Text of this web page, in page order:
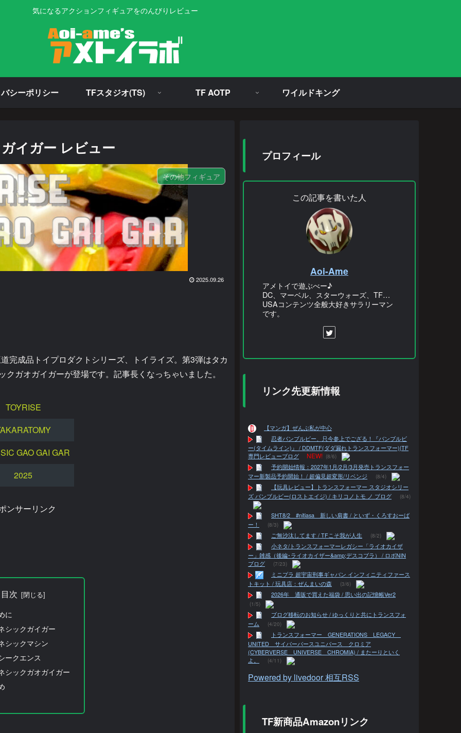
気になるアクションフィギュアをのんびりレビュー
シーポリシー TFスタジオ(TS) TF AOTP ワイルドキング
イガー レビュー
その他フィギュア
2025.09.26
完成品トイプロダクトシリーズ、トイライズ。第3弾はタカ
ガオガイガーが登場です。記事長くなっちゃいました。
TOYRISE
GAO GAI GAR
2025
ンサーリンク
目次
に
シックガイガー
シックマシン
ークエンス
シックガオガイガー
プロフィール
この記事を書いた人
Aoi-Ame
アメトイで遊ぶべー♪
DC、マーベル、スターウォーズ、TF…
USAコンテンツ全般大好きサラリーマン
です。
リンク先更新情報
【マンガ】ぜんぶ私が中心
忍者バンブルビー、只今参上でござる！『バンブルビ
ー(タイムライン)』 / DDMTF(ダダ漏れトランスフォーマー)|TF
専門レビューブログ
NEW! (8/6)
予約開始情報：2027年1月/2月/3月発売トランスフォー
マー新製品予約開始！ / 超偏見超変形/リベンジ
(8/4)
【玩具レビュー】トランスフォーマー スタジオシリー
ズ バンブルビー(ロストエイジ) / キリコノトモ ノ ブログ
(8/4)
SHT8/2 #nitiasa 新しい肩書 / といず・くろすおーば
ー！
(8/3)
ご無沙汰してます / TFこそ我が人生 (8/2)
小ネタ/トランスフォーマーレガシー「ライオカイザ
ー」雑感（後編･ライオカイザー&amp;デスコブラ） / ロボNIN
ブログ
(7/23)
ミニプラ 超宇宙刑事ギャバン インフィニティファース
トキット / 玩具店：ぜんまいの森
(3/6)
2026年 通販で買えた福袋 / 思い出の記憶帳Ver2
(1/5)
ブログ移転のお知らせ / ゆっくりと共にトランスフォ
ーム
(4/20)
トランスフォーマー GENERATIONS LEGACY
UNITED サイバーバースユニバース クロミア
(CYBERVERSE UNIVERSE CHROMIA) / またーりといく
よ。
(4/11)
Powered by livedoor 相互RSS
TF新商品Amazonリンク